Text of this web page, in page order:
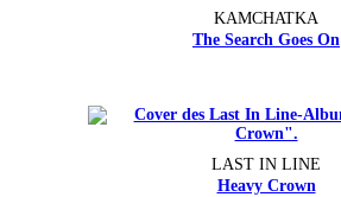
KAMCHATKA
The Search Goes On
LAST IN LINE
Heavy Crown